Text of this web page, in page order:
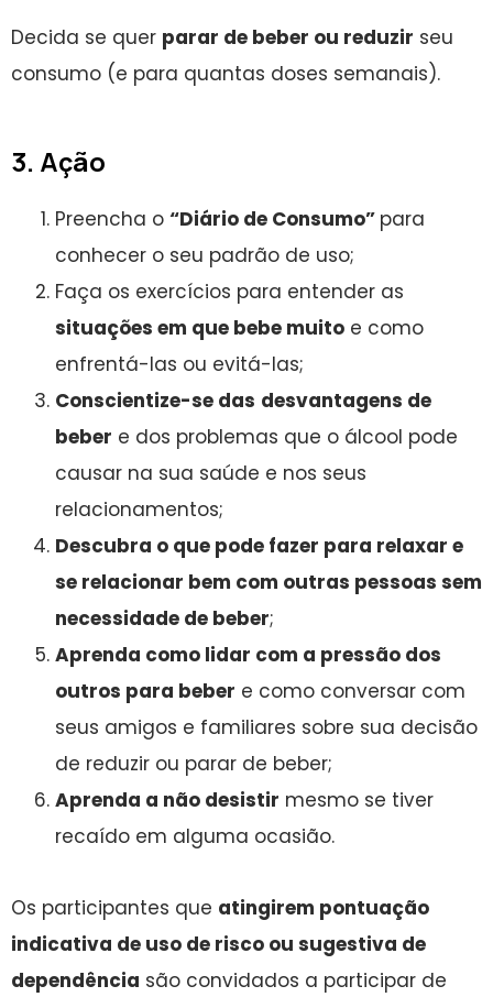
Decida se quer parar de beber ou reduzir seu
consumo (e para quantas doses semanais).
3. Ação
Preencha o “Diário de Consumo” para
conhecer o seu padrão de uso;
Faça os exercícios para entender as
situações em que bebe muito e como
enfrentá-las ou evitá-las;
Conscientize-se das desvantagens de
beber e dos problemas que o álcool pode
causar na sua saúde e nos seus
relacionamentos;
Descubra o que pode fazer para relaxar e
se relacionar bem com outras pessoas sem
necessidade de beber;
Aprenda como lidar com a pressão dos
outros para beber e como conversar com
seus amigos e familiares sobre sua decisão
de reduzir ou parar de beber;
Aprenda a não desistir mesmo se tiver
recaído em alguma ocasião.
Os participantes que atingirem pontuação
indicativa de uso de risco ou sugestiva de
dependência são convidados a participar de